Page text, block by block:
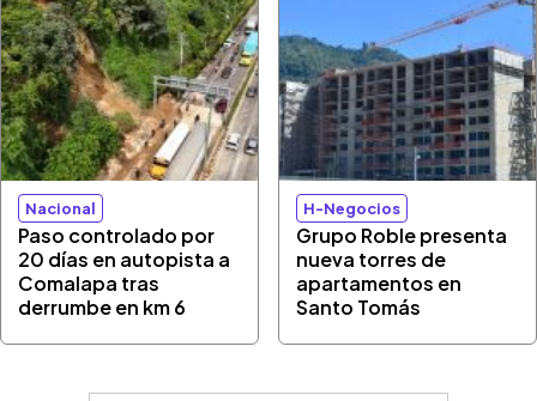
Nacional
Paso controlado por
20 días en autopista a
Comalapa tras
derrumbe en km 6
H-Negocios
Grupo Roble presenta
nueva torres de
apartamentos en
Santo Tomás